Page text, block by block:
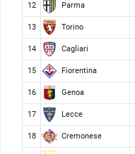
12 Parma
13 Torino
14 Cagliari
15 Fiorentina
16 Genoa
17 Lecce
18 Cremonese